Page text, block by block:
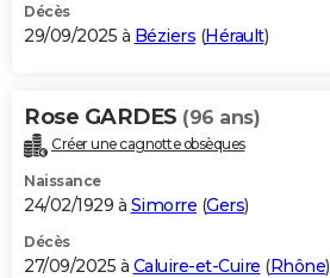
Décès
29/09/2025 à Béziers (Hérault)
Rose GARDES (96 ans)
Créer une cagnotte obsèques
Naissance
24/02/1929 à Simorre (Gers)
Décès
27/09/2025 à Caluire-et-Cuire (Rhône)